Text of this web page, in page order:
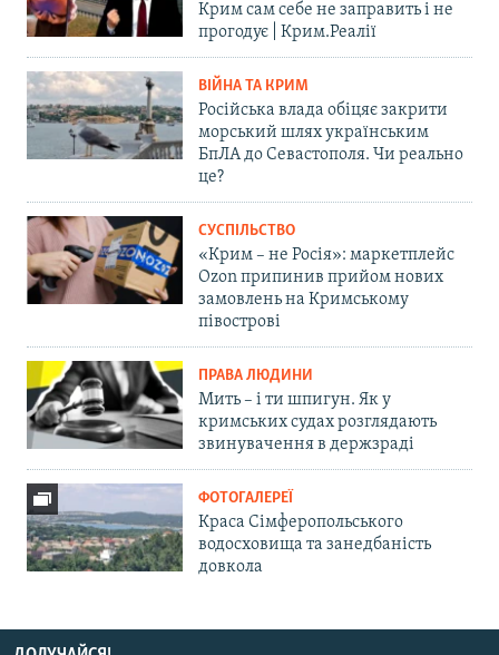
Крим сам себе не заправить і не
прогодує | Крим.Реалії
ВІЙНА ТА КРИМ
Російська влада обіцяє закрити
морський шлях українським
БпЛА до Севастополя. Чи реально
це?
СУСПІЛЬСТВО
«Крим – не Росія»: маркетплейс
Ozon припинив прийом нових
замовлень на Кримському
півострові
ПРАВА ЛЮДИНИ
Мить – і ти шпигун. Як у
кримських судах розглядають
звинувачення в держзраді
ФОТОГАЛЕРЕЇ
Краса Сімферопольського
водосховища та занедбаність
довкола